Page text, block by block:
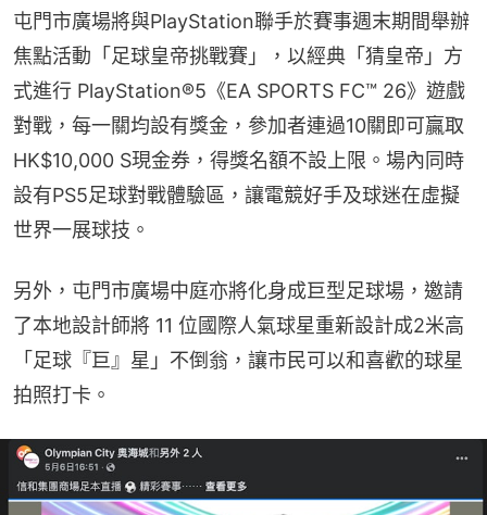
屯門市廣場將與PlayStation聯手於賽事週末期間舉辦
焦點活動「足球皇帝挑戰賽」，以經典「猜皇帝」方
式進行 PlayStation®5《EA SPORTS FC™ 26》遊戲
對戰，每一關均設有獎金，參加者連過10關即可贏取
HK$10,000 S現金券，得獎名額不設上限。場內同時
設有PS5足球對戰體驗區，讓電競好手及球迷在虛擬
世界一展球技。
另外，屯門市廣場中庭亦將化身成巨型足球場，邀請
了本地設計師將 11 位國際人氣球星重新設計成2米高
「足球『巨』星」不倒翁，讓市民可以和喜歡的球星
拍照打卡。